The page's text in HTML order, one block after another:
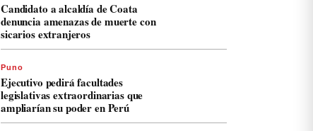
Candidato a alcaldía de Coata
denuncia amenazas de muerte con
sicarios extranjeros
Puno
Ejecutivo pedirá facultades
legislativas extraordinarias que
ampliarían su poder en Perú